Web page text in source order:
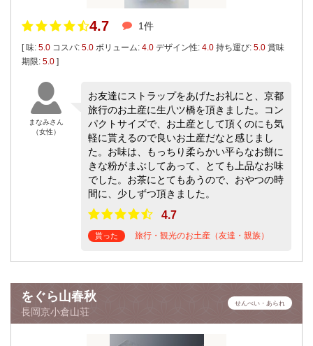
4.7 1件
[ 味: 5.0 コスパ: 5.0 ボリューム: 4.0 デザイン性: 4.0 持ち運び: 5.0 賞味
期限: 5.0 ]
まなみさん
（女性）
お友達にストラップをあげたお礼にと、京都
旅行のお土産に生八ツ橋を頂きました。コン
パクトサイズで、お土産として頂くのにも気
軽に貰えるので良いお土産だなと感じまし
た。お味は、もっちり柔らかい平らなお餅に
きな粉がまぶしてあって、とても上品なお味
でした。お茶にとてもあうので、おやつの時
間に、少しずつ頂きました。
4.7
貰った 旅行・観光のお土産（友達・親族）
をぐら山春秋
長岡京小倉山荘
せんべい・あられ